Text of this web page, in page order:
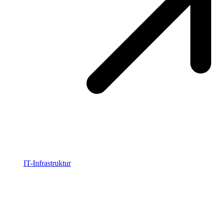
IT-Infrastruktur